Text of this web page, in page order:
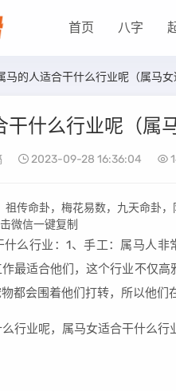
首页 八字
马的人适合干什么行业呢（属马女
干什么行业呢（属
2023-09-28 16:36:04
传命卦，梅花易数，九天命卦
微信一键复制
行业：1、手工：属马人非
最适合他们，这个行业不仅
都会围着他们打转，所以他们